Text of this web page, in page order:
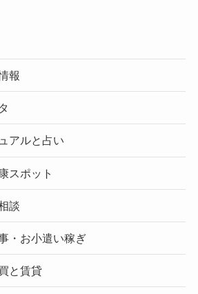
報
アルと占い
スポット
談
・お小遣い稼ぎ
と賃貸